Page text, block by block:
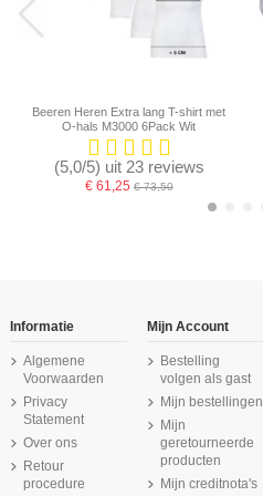
Beeren Heren Extra lang T-shirt met
O-hals M3000 6Pack Wit
(5,0/5) uit 23 reviews
€ 61,25€ 73,50
Informatie
Algemene
Voorwaarden
Privacy
Statement
Over ons
Retour
procedure
Mijn Account
Bestelling
volgen als gast
Mijn bestellingen
Mijn
geretourneerde
producten
Mijn creditnota's